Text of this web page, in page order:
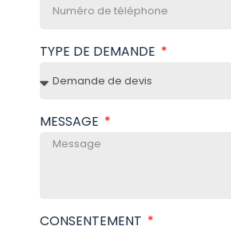
TYPE DE DEMANDE
MESSAGE
CONSENTEMENT